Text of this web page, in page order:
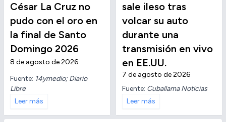
César La Cruz no
pudo con el oro en
la final de Santo
Domingo 2026
8 de agosto de 2026
Fuente: 14ymedio; Diario
Libre
Leer más
sale ileso tras
volcar su auto
durante una
transmisión en vivo
en EE.UU.
7 de agosto de 2026
Fuente: Cuballama Noticias
Leer más